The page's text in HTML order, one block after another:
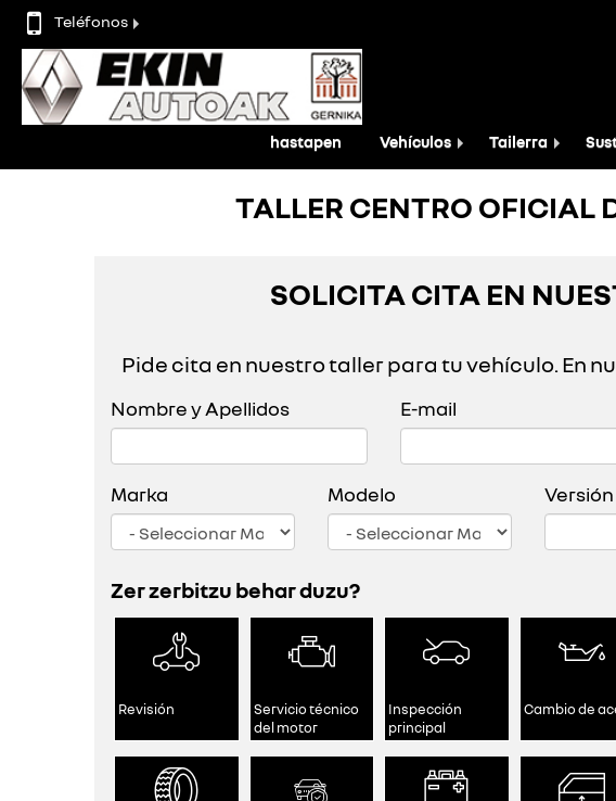
Teléfonos
hastapen Vehículos Tailerra
TALLER CENTRO OFICIAL
SOLICITA CITA EN
Pide cita en nuestro taller para tu vehículo. En
Nombre y Apellidos E-mail
Marka Modelo Versión
Zer zerbitzu behar duzu?
Revisión
Servicio técnico
del motor
Inspección
principal
Cambio de